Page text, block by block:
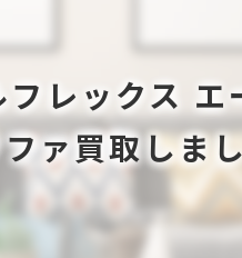
レックス エ
ァ買取しま